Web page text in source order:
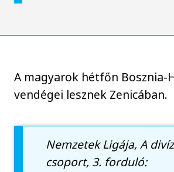
A magyarok hétfőn Bosznia-
vendégei lesznek Zenicában.
Nemzetek Ligája, A
csoport, 3. forduló: